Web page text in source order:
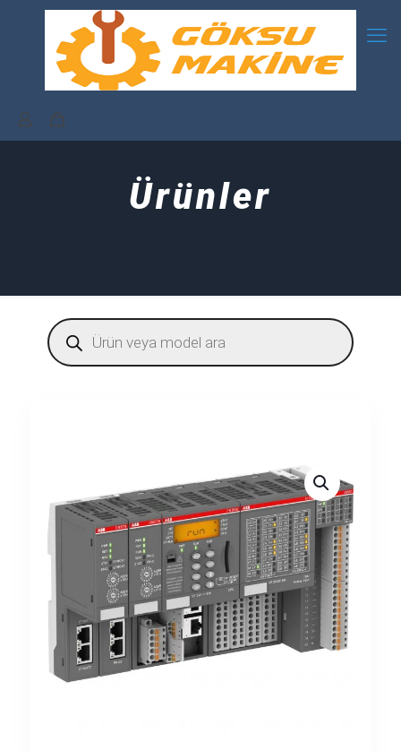
Ürünler
Products
search